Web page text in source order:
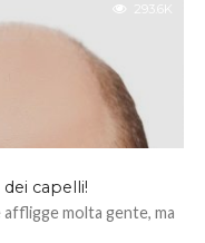
293.6K
capelli!
affligge molta gente, ma